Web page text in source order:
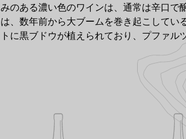
みのある濃い色のワインは、通常は辛口で
は、数年前から大ブームを巻き起こしてい
トに黒ブドウが植えられており、プファル